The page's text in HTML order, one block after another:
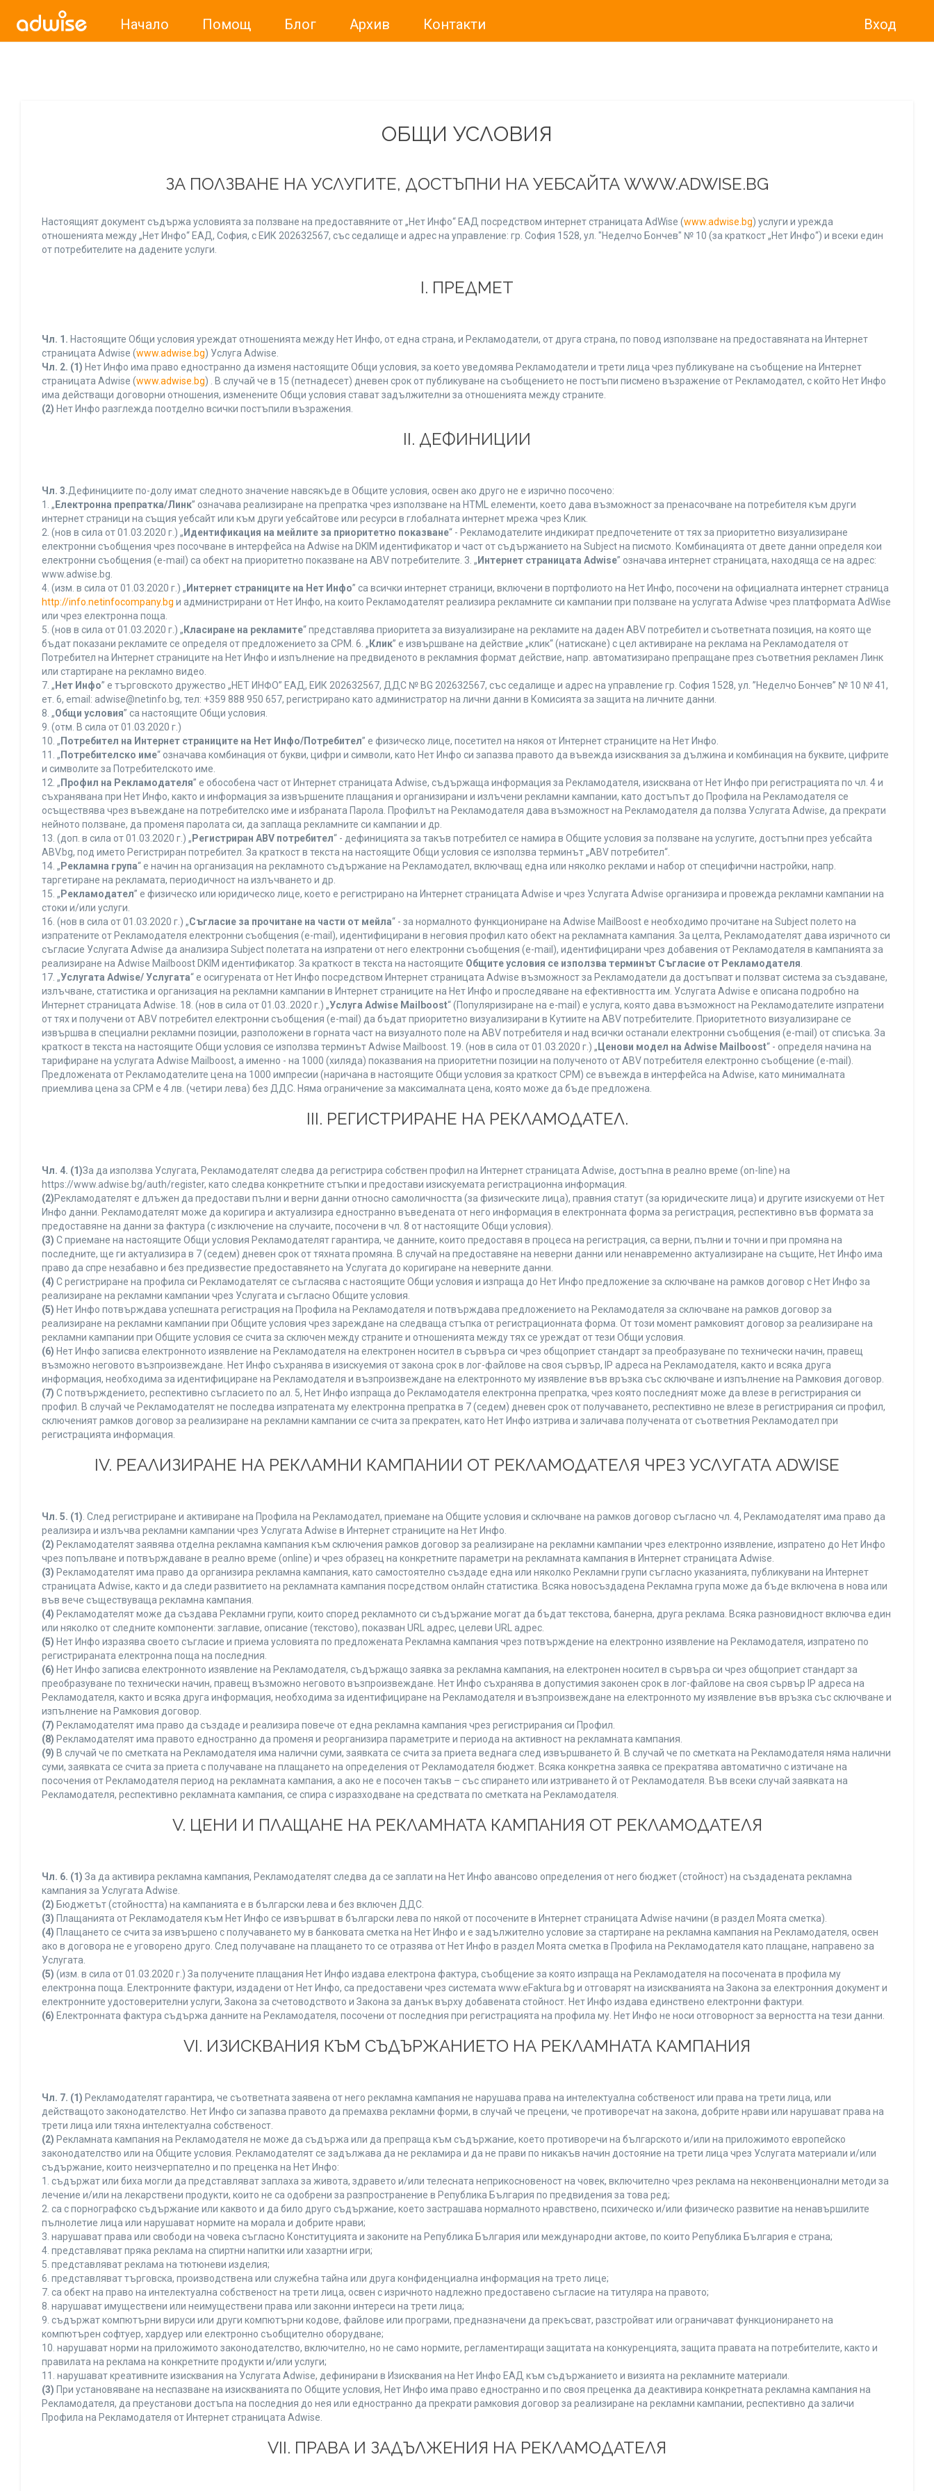
Начало Помощ Блог Архив Контакти Вход
ОБЩИ УСЛОВИЯ
ЗА ПОЛЗВАНЕ НА УСЛУГИТЕ, ДОСТЪПНИ НА УЕБСАЙТА WWW.ADWISE.BG
Настоящият документ съдържа условията за ползване на предоставяните от „Нет Инфо“ ЕАД посредством интернет страницата AdWise (www.adwise.bg) услуги и урежда
отношенията между „Нет Инфо“ ЕАД, София, с ЕИК 202632567, със седалище и адрес на управление: гр. София 1528, ул. "Неделчо Бончев" № 10 (за краткост „Нет Инфо“) и всеки един
от потребителите на дадените услуги.
І. ПРЕДМЕТ
Чл. 1. Настоящите Общи условия уреждат отношенията между Нет Инфо, от една страна, и Рекламодатели, от друга страна, по повод използване на предоставяната на Интернет
страницата Adwise (www.adwise.bg) Услуга Adwise.
Чл. 2. (1) Нет Инфо има право едностранно да изменя настоящите Общи условия, за което уведомява Рекламодатели и трети лица чрез публикуване на съобщение на Интернет
страницата Adwise (www.adwise.bg) . В случай че в 15 (петнадесет) дневен срок от публикуване на съобщението не постъпи писмено възражение от Рекламодател, с който Нет Инфо
има действащи договорни отношения, изменените Общи условия стават задължителни за отношенията между страните.
(2) Нет Инфо разглежда поотделно всички постъпили възражения.
ІІ. ДЕФИНИЦИИ
Чл. 3.Дефинициите по-долу имат следното значение навсякъде в Общите условия, освен ако друго не е изрично посочено:
1. „ Електронна препратка/Линк” означава реализиране на препратка чрез използване на HTML елементи, което дава възможност за пренасочване на потребителя към други
интернет страници на същия уебсайт или към други уебсайтове или ресурси в глобалната интернет мрежа чрез Клик.
2. (нов в сила от 01.03.2020 г.) „ Идентификация на мейлите за приоритетно показване“ - Рекламодателите индикират предпочетените от тях за приоритетно визуализиране
електронни съобщения чрез посочване в интерфейса на Adwise на DKIM идентификатор и част от съдържанието на Subject на писмото. Комбинацията от двете данни определя кои
електронни съобщения (e-mail) са обект на приоритетно показване на ABV потребителите. 3. „ Интернет страницата Adwise” означава интернет страницата, находяща се на адрес:
www.adwise.bg.
4. (изм. в сила от 01.03.2020 г.) „ Интернет страниците на Нет Инфо” са всички интернет страници, включени в портфолиото на Нет Инфо, посочени на официалната интернет страница
http://info.netinfocompany.bg и администрирани от Нет Инфо, на които Рекламодателят реализира рекламните си кампании при ползване на услугата Adwise чрез платформата AdWise
или чрез електронна поща.
5. (нов в сила от 01.03.2020 г.) „ Класиране на рекламите“ представлява приоритета за визуализиране на рекламите на даден ABV потребител и съответната позиция, на която ще
бъдат показани рекламите се определя от предложението за CPM. 6. „ Клик” е извършване на действие „клик“ (натискане) с цел активиране на реклама на Рекламодателя от
Потребител на Интернет страниците на Нет Инфо и изпълнение на предвиденото в рекламния формат действие, напр. автоматизирано препращане през съответния рекламен Линк
или стартиране на рекламно видео.
7. „ Нет Инфо” е търговското дружество „НЕТ ИНФО” ЕАД, ЕИК 202632567, ДДС № BG 202632567, със седалище и адрес на управление гр. София 1528, ул. ”Неделчо Бончев” № 10 № 41,
ет. 6, еmail: adwise@netinfo.bg, тел: +359 888 950 657, регистрирано като администратор на лични данни в Комисията за защита на личните данни.
8. „Общи условия” са настоящите Общи условия.
9. (отм. В сила от 01.03.2020 г.)
10. „ Потребител на Интернет страниците на Нет Инфо/Потребител” е физическо лице, посетител на някоя от Интернет страниците на Нет Инфо.
11. „ Потребителско име“ означава комбинация от букви, цифри и символи, като Нет Инфо си запазва правото да въвежда изисквания за дължина и комбинация на буквите, цифрите
и символите за Потребителското име.
12. „ Профил на Рекламодателя” е обособена част от Интернет страницата Adwise, съдържаща информация за Рекламодателя, изисквана от Нет Инфо при регистрацията по чл. 4 и
съхранявана при Нет Инфо, както и информация за извършените плащания и организирани и излъчени рекламни кампании, като достъпът до Профила на Рекламодателя се
осъществява чрез въвеждане на потребителско име и избраната Парола. Профилът на Рекламодателя дава възможност на Рекламодателя да ползва Услугата Adwise, да прекрати
нейното ползване, да променя паролата си, да заплаща рекламните си кампании и др.
13. (доп. в сила от 01.03.2020 г.) „ Регистриран ABV потребител“ - дефиницията за такъв потребител се намира в Общите условия за ползване на услугите, достъпни през уебсайта
ABV.bg, под името Регистриран потребител. За краткост в текста на настоящите Общи условия се използва терминът „ABV потребител“.
14. „ Рекламна група“ е начин на организация на рекламното съдържание на Рекламодател, включващ една или няколко реклами и набор от специфични настройки, напр.
таргетиране на рекламата, периодичност на излъчването и др.
15. „ Рекламодател” е физическо или юридическо лице, което е регистрирано на Интернет страницата Adwise и чрез Услугата Adwise организира и провежда рекламни кампании на
стоки и/или услуги.
16. (нов в сила от 01.03.2020 г.) „Съгласие за прочитане на части от мейла“ - за нормалното функциониране на Adwise MailBoost е необходимо прочитане на Subject полето на
изпратените от Рекламодателя електронни съобщения (e-mail), идентифицирани в неговия профил като обект на рекламната кампания. За целта, Рекламодателят дава изричното си
съгласие Услугата Adwise да анализира Subject полетата на изпратени от него електронни съобщения (e-mail), идентифицирани чрез добавения от Рекламодателя в кампанията за
реализиране на Adwise Mailboost DKIM идентификатор. За краткост в текста на настоящите Общите условия се използва терминът Съгласие от Рекламодателя
17. „Услугата Adwise/ Услугата“ е осигурената от Нет Инфо посредством Интернет страницата Adwise възможност за Рекламодатели да достъпват и ползват система за създаване,
излъчване, статистика и организация на рекламни кампании в Интернет страниците на Нет Инфо и проследяване на ефективността им. Услугата Adwise е описана подробно на
Интернет страницата Adwise. 18. (нов в сила от 01.03..2020 г.) „Услуга Adwise Mailboost“ (Популяризиране на e-mail) е услуга, която дава възможност на Рекламодателите изпратени
от тях и получени от ABV потребител електронни съобщения (e-mail) да бъдат приоритетно визуализирани в Кутиите на ABV потребителите. Приоритетното визуализиране се
извършва в специални рекламни позиции, разположени в горната част на визуалното поле на ABV потребителя и над всички останали електронни съобщения (e-mail) от списъка. За
краткост в текста на настоящите Общи условия се използва терминът Adwise Mailboost. 19. (нов в сила от 01.03.2020 г.) „ Ценови модел на Adwise Mailboost“ - определя начина на
тарифиране на услугата Adwise Mailboost, а именно - на 1000 (хиляда) показвания на приоритетни позиции на полученото от ABV потребителя електронно съобщение (e-mail).
Предложената от Рекламодателите цена на 1000 импресии (наричана в настоящите Общи условия за краткост CPM) се въвежда в интерфейса на Adwise, като минималната
приемлива цена за CPM е 4 лв. (четири лева) без ДДС. Няма ограничение за максималната цена, която може да бъде предложена.
ІІІ. РЕГИСТРИРАНЕ НА РЕКЛАМОДАТЕЛ.
Чл. 4. (1)За да използва Услугата, Рекламодателят следва да регистрира собствен профил на Интернет страницата Adwise, достъпна в реално време (on-line) на
https://www.adwise.bg/auth/register, като следва конкретните стъпки и предостави изискуемата регистрационна информация.
(2)Рекламодателят е длъжен да предостави пълни и верни данни относно самоличността (за физическите лица), правния статут (за юридическите лица) и другите изискуеми от Нет
Инфо данни. Рекламодателят може да коригира и актуализира едностранно въведената от него информация в електронната форма за регистрация, респективно във формата за
предоставяне на данни за фактура (с изключение на случаите, посочени в чл. 8 от настоящите Общи условия).
(3) С приемане на настоящите Общи условия Рекламодателят гарантира, че данните, които предоставя в процеса на регистрация, са верни, пълни и точни и при промяна на
последните, ще ги актуализира в 7 (седем) дневен срок от тяхната промяна. В случай на предоставяне на неверни данни или ненавременно актуализиране на същите, Нет Инфо има
право да спре незабавно и без предизвестие предоставянето на Услугата до коригиране на неверните данни.
(4) С регистриране на профила си Рекламодателят се съгласява с настоящите Общи условия и изпраща до Нет Инфо предложение за сключване на рамков договор с Нет Инфо за
реализиране на рекламни кампании чрез Услугата и съгласно Общите условия.
(5) Нет Инфо потвърждава успешната регистрация на Профила на Рекламодателя и потвърждава предложението на Рекламодателя за сключване на рамков договор за
реализиране на рекламни кампании при Общите условия чрез зареждане на следваща стъпка от регистрационната форма. От този момент рамковият договор за реализиране на
рекламни кампании при Общите условия се счита за сключен между страните и отношенията между тях се уреждат от тези Общи условия.
(6) Нет Инфо записва електронното изявление на Рекламодателя на електронен носител в сървъра си чрез общоприет стандарт за преобразуване по технически начин, правещ
възможно неговото възпроизвеждане. Нет Инфо съхранява в изискуемия от закона срок в лог-файлове на своя сървър, IP адреса на Рекламодателя, както и всяка друга
информация, необходима за идентифициране на Рекламодателя и възпроизвеждане на електронното му изявление във връзка със сключване и изпълнение на Рамковия договор.
(7) С потвърждението, респективно съгласието по ал. 5, Нет Инфо изпраща до Рекламодателя електронна препратка, чрез която последният може да влезе в регистрирания си
профил. В случай че Рекламодателят не последва изпратената му електронна препратка в 7 (седем) дневен срок от получаването, респективно не влезе в регистрирания си профил,
сключеният рамков договор за реализиране на рекламни кампании се счита за прекратен, като Нет Инфо изтрива и заличава получената от съответния Рекламодател при
регистрацията информация.
IV. РЕАЛИЗИРАНЕ НА РЕКЛАМНИ КАМПАНИИ ОТ РЕКЛАМОДАТЕЛЯ ЧРЕЗ УСЛУГАТА ADWISE
Чл. 5. (1) . След регистриране и активиране на Профила на Рекламодател, приемане на Общите условия и сключване на рамков договор съгласно чл. 4, Рекламодателят има право да
реализира и излъчва рекламни кампании чрез Услугата Adwise в Интернет страниците на Нет Инфо.
(2) Рекламодателят заявява отделна рекламна кампания към сключения рамков договор за реализиране на рекламни кампании чрез електронно изявление, изпратено до Нет Инфо
чрез попълване и потвърждаване в реално време (online) и чрез образец на конкретните параметри на рекламната кампания в Интернет страницата Adwise.
(3) Рекламодателят има право да организира рекламна кампания, като самостоятелно създаде една или няколко Рекламни групи съгласно указанията, публикувани на Интернет
страницата Adwise, както и да следи развитието на рекламната кампания посредством онлайн статистика. Всяка новосъздадена Рекламна група може да бъде включена в нова или
във вече съществуваща рекламна кампания.
(4) Рекламодателят може да създава Рекламни групи, които според рекламното си съдържание могат да бъдат текстова, банерна, друга реклама. Всяка разновидност включва един
или няколко от следните компоненти: заглавие, описание (текстово), показван URL адрес, целеви URL адрес.
(5) Нет Инфо изразява своето съгласие и приема условията по предложената Рекламна кампания чрез потвърждение на електронно изявление на Рекламодателя, изпратено по
регистрираната електронна поща на последния.
(6) Нет Инфо записва електронното изявление на Рекламодателя, съдържащо заявка за рекламна кампания, на електронен носител в сървъра си чрез общоприет стандарт за
преобразуване по технически начин, правещ възможно неговото възпроизвеждане. Нет Инфо съхранява в допустимия законен срок в лог-файлове на своя сървър IP адреса на
Рекламодателя, както и всяка друга информация, необходима за идентифициране на Рекламодателя и възпроизвеждане на електронното му изявление във връзка със сключване и
изпълнение на Рамковия договор.
(7) Рекламодателят има право да създаде и реализира повече от една рекламна кампания чрез регистрирания си Профил.
(8) Рекламодателят има правото едностранно да променя и реорганизира параметрите и периода на активност на рекламната кампания.
(9) В случай че по сметката на Рекламодателя има налични суми, заявката се счита за приета веднага след извършването й. В случай че по сметката на Рекламодателя няма налични
суми, заявката се счита за приета с получаване на плащането на определения от Рекламодателя бюджет. Всяка конкретна заявка се прекратява автоматично с изтичане на
посочения от Рекламодателя период на рекламната кампания, а ако не е посочен такъв – със спирането или изтриването й от Рекламодателя. Във всеки случай заявката на
Рекламодателя, респективно рекламната кампания, се спира с изразходване на средствата по сметката на Рекламодателя.
V. ЦЕНИ И ПЛАЩАНЕ НА РЕКЛАМНАТА КАМПАНИЯ ОТ РЕКЛАМОДАТЕЛЯ
Чл. 6. (1) За да активира рекламна кампания, Рекламодателят следва да се заплати на Нет Инфо авансово определения от него бюджет (стойност) на създадената рекламна
кампания за Услугата Adwise.
(2) Бюджетът (стойността) на кампанията е в български лева и без включен ДДС.
(3) Плащанията от Рекламодателя към Нет Инфо се извършват в български лева по някой от посочените в Интернет страницата Adwise начини (в раздел Моята сметка).
(4) Плащането се счита за извършено с получаването му в банковата сметка на Нет Инфо и е задължително условие за стартиране на рекламна кампания на Рекламодателя, освен
ако в договора не е уговорено друго. След получаване на плащането то се отразява от Нет Инфо в раздел Моята сметка в Профила на Рекламодателя като плащане, направено за
Услугата.
(5) (изм. в сила от 01.03.2020 г.) За получените плащания Нет Инфо издава електрона фактура, съобщение за която изпраща на Рекламодателя на посочената в профила му
електронна поща. Електронните фактури, издадени от Нет Инфо, са предоставени чрез системата www.eFaktura.bg и отговарят на изискванията на Закона за електронния документ и
електронните удостоверителни услуги, Закона за счетоводството и Закона за данък върху добавената стойност. Нет Инфо издава единствено електронни фактури.
(6) Електронната фактура съдържа данните на Рекламодателя, посочени от последния при регистрацията на профила му. Нет Инфо не носи отговорност за верността на тези данни.
VI. ИЗИСКВАНИЯ КЪМ СЪДЪРЖАНИЕТО НА РЕКЛАМНАТА КАМПАНИЯ
Чл. 7. (1) Рекламодателят гарантира, че съответната заявена от него рекламна кампания не нарушава права на интелектуална собственост или права на трети лица, или
действащото законодателство. Нет Инфо си запазва правото да премахва рекламни форми, в случай че прецени, че противоречат на закона, добрите нрави или нарушават права на
трети лица или тяхна интелектуална собственост.
(2) Рекламната кампания на Рекламодателя не може да съдържа или да препраща към съдържание, което противоречи на българското и/или на приложимото европейско
законодателство или на Общите условия. Рекламодателят се задължава да не рекламира и да не прави по никакъв начин достояние на трети лица чрез Услугата материали и/или
съдържание, които неизчерпателно и по преценка на Нет Инфо:
1. съдържат или биха могли да представляват заплаха за живота, здравето и/или телесната неприкосновеност на човек, включително чрез реклама на неконвенционални методи за
лечение и/или на лекарствени продукти, които не са одобрени за разпространение в Република България по предвидения за това ред;
2. са с порнографско съдържание или каквото и да било друго съдържание, което застрашава нормалното нравствено, психическо и/или физическо развитие на ненавършилите
пълнолетие лица или нарушават нормите на морала и добрите нрави;
3. нарушават права или свободи на човека съгласно Конституцията и законите на Република България или международни актове, по които Република България е страна;
4. представляват пряка реклама на спиртни напитки или хазартни игри;
5. представляват реклама на тютюневи изделия;
6. представляват търговска, производствена или служебна тайна или друга конфиденциална информация на трето лице;
7. са обект на право на интелектуална собственост на трети лица, освен с изричното надлежно предоставено съгласие на титуляра на правото;
8. нарушават имуществени или неимуществени права или законни интереси на трети лица;
9. съдържат компютърни вируси или други компютърни кодове, файлове или програми, предназначени да прекъсват, разстройват или ограничават функционирането на
компютърен софтуер, хардуер или електронно съобщително оборудване;
10. нарушават норми на приложимото законодателство, включително, но не само нормите, регламентиращи защитата на конкуренцията, защита правата на потребителите, както и
правилата на реклама на конкретните продукти и/или услуги;
11. нарушават креативните изисквания на Услугата Adwise, дефинирани в Изисквания на Нет Инфо ЕАД към съдържанието и визията на рекламните материали.
(3) При установяване на неспазване на изискванията по Общите условия, Нет Инфо има право едностранно и по своя преценка да деактивира конкретната рекламна кампания на
Рекламодателя, да преустанови достъпа на последния до нея или едностранно да прекрати рамковия договор за реализиране на рекламни кампании, респективно да заличи
Профила на Рекламодателя от Интернет страницата Adwise.
VII. ПРАВА И ЗАДЪЛЖЕНИЯ НА РЕКЛАМОДАТЕЛЯ